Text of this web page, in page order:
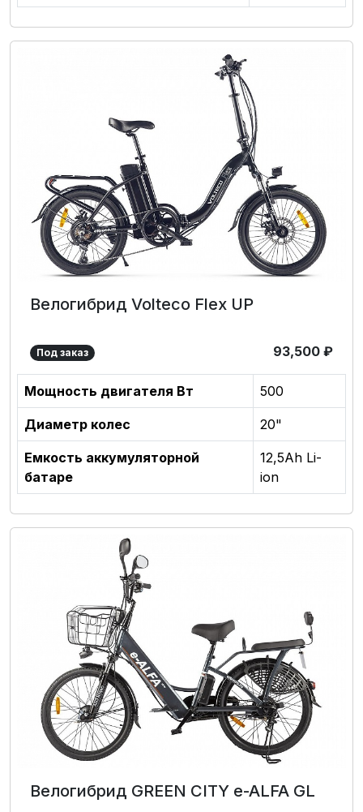
Велогибрид Volteco Flex UP
Под заказ 93,500 ₽
Мощность двигателя Вт 500
Диаметр колес 20"
Емкость аккумуляторной
батаре
12,5Аh Li-
ion
Велогибрид GREEN CITY e-ALFA GL